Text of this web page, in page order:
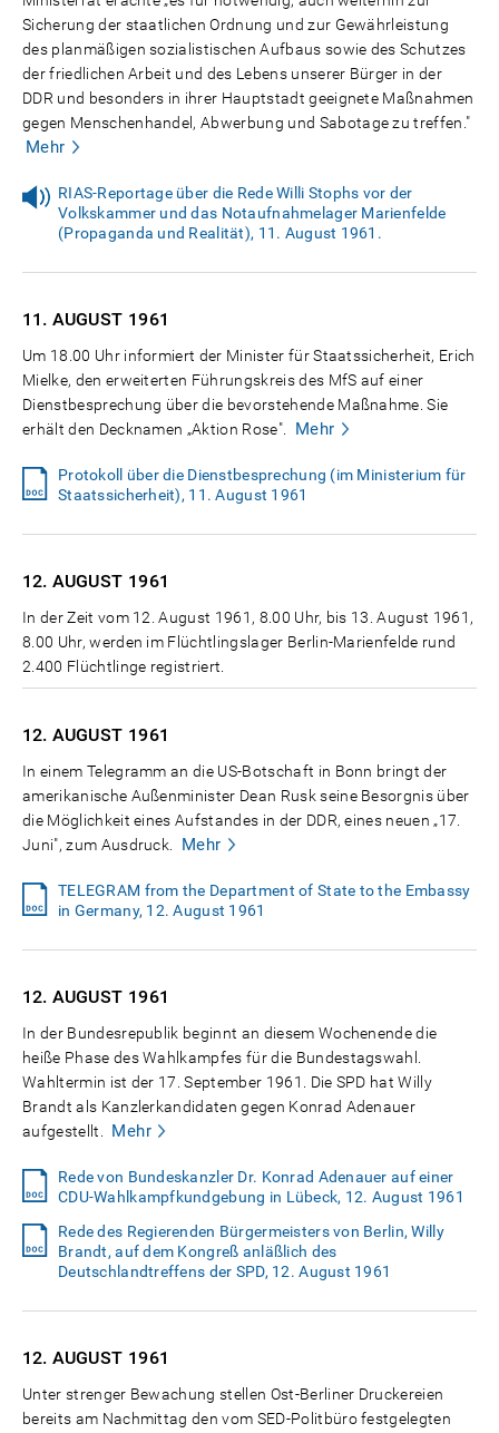
Sicherung der staatlichen Ordnung und zur Gewährleistung
des planmäßigen sozialistischen Aufbaus sowie des Schutzes
der friedlichen Arbeit und des Lebens unserer Bürger in der
DDR und besonders in ihrer Hauptstadt geeignete Maßnahmen
gegen Menschenhandel, Abwerbung und Sabotage zu treffen."
Mehr
RIAS-Reportage über die Rede Willi Stophs vor der
Volkskammer und das Notaufnahmelager Marienfelde
(Propaganda und Realität), 11. August 1961.
11. AUGUST 1961
Um 18.00 Uhr informiert der Minister für Staatssicherheit, Erich
Mielke, den erweiterten Führungskreis des MfS auf einer
Dienstbesprechung über die bevorstehende Maßnahme. Sie
erhält den Decknamen „Aktion Rose".
Mehr
Protokoll über die Dienstbesprechung (im Ministerium für
Staatssicherheit), 11. August 1961
12. AUGUST 1961
In der Zeit vom 12. August 1961, 8.00 Uhr, bis 13. August 1961,
8.00 Uhr, werden im Flüchtlingslager Berlin-Marienfelde rund
2.400 Flüchtlinge registriert.
12. AUGUST 1961
In einem Telegramm an die US-Botschaft in Bonn bringt der
amerikanische Außenminister Dean Rusk seine Besorgnis über
die Möglichkeit eines Aufstandes in der DDR, eines neuen „17.
Juni", zum Ausdruck.
Mehr
TELEGRAM from the Department of State to the Embassy
in Germany, 12. August 1961
12. AUGUST 1961
In der Bundesrepublik beginnt an diesem Wochenende die
heiße Phase des Wahlkampfes für die Bundestagswahl.
Wahltermin ist der 17. September 1961. Die SPD hat Willy
Brandt als Kanzlerkandidaten gegen Konrad Adenauer
aufgestellt.
Mehr
Rede von Bundeskanzler Dr. Konrad Adenauer auf einer
CDU-Wahlkampfkundgebung in Lübeck, 12. August 1961
Rede des Regierenden Bürgermeisters von Berlin, Willy
Brandt, auf dem Kongreß anläßlich des
Deutschlandtreffens der SPD, 12. August 1961
12. AUGUST 1961
Unter strenger Bewachung stellen Ost-Berliner Druckereien
bereits am Nachmittag den vom SED-Politbüro festgelegten